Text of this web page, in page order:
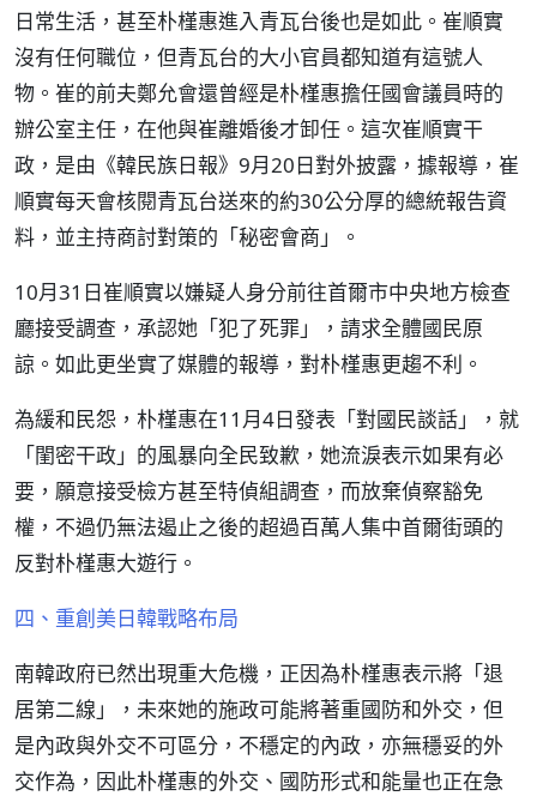
日常生活，甚至朴槿惠進入青瓦台後也是如此。崔順實
沒有任何職位，但青瓦台的大小官員都知道有這號人
物。崔的前夫鄭允會還曾經是朴槿惠擔任國會議員時的
辦公室主任，在他與崔離婚後才卸任。這次崔順實干
政，是由《韓民族日報》9月20日對外披露，據報導，崔
順實每天會核閱青瓦台送來的約30公分厚的總統報告資
料，並主持商討對策的「秘密會商」。
10月31日崔順實以嫌疑人身分前往首爾市中央地方檢查
廳接受調查，承認她「犯了死罪」，請求全體國民原
諒。如此更坐實了媒體的報導，對朴槿惠更趨不利。
為緩和民怨，朴槿惠在11月4日發表「對國民談話」，就
「閨密干政」的風暴向全民致歉，她流淚表示如果有必
要，願意接受檢方甚至特偵組調查，而放棄偵察豁免
權，不過仍無法遏止之後的超過百萬人集中首爾街頭的
反對朴槿惠大遊行。
四、重創美日韓戰略布局
南韓政府已然出現重大危機，正因為朴槿惠表示將「退
居第二線」，未來她的施政可能將著重國防和外交，但
是內政與外交不可區分，不穩定的內政，亦無穩妥的外
交作為，因此朴槿惠的外交、國防形式和能量也正在急